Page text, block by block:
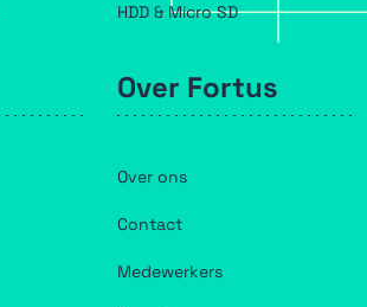
HDD & Micro SD
Over Fortus
Over ons
Contact
Medewerkers